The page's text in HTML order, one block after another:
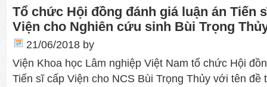
Tổ chức Hội đồng đánh giá luận án Tiến
Viện cho Nghiên cứu sinh Bùi Trọng
21/06/2018 by
Viện Khoa học Lâm nghiệp Việt Nam tổ chức Hội
Tiến sĩ cấp Viện cho NCS Bùi Trọng Thủy với tên đề